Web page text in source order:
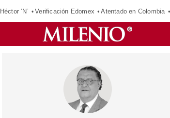
Héctor ‘N’ Verificación Edomex Atentado en Colombia